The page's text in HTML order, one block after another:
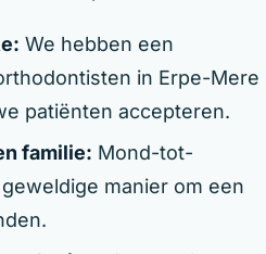
We hebben een
in Erpe-Mere
patiënten accepteren.
familie: Mond-tot-
manier om een